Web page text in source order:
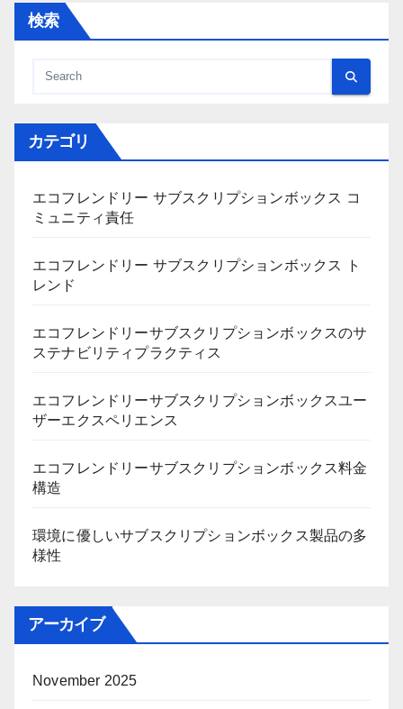
検索
カテゴリ
エコフレンドリー サブスクリプションボックス コ
ミュニティ責任
エコフレンドリー サブスクリプションボックス ト
レンド
エコフレンドリーサブスクリプションボックスのサ
ステナビリティプラクティス
エコフレンドリーサブスクリプションボックスユー
ザーエクスペリエンス
エコフレンドリーサブスクリプションボックス料金
構造
環境に優しいサブスクリプションボックス製品の多
様性
アーカイブ
November 2025